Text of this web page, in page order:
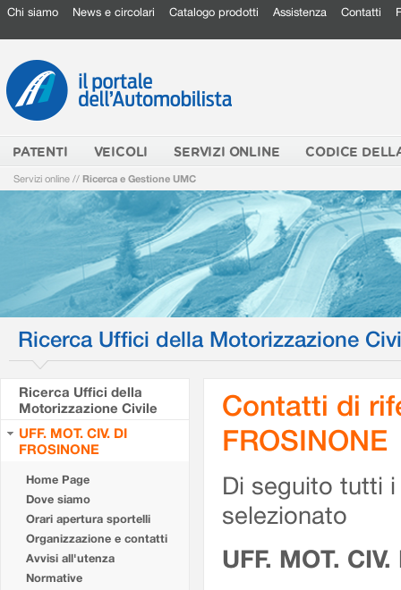
Chi siamo News e circolari Catalogo prodotti Assistenza Contatti
PATENTI VEICOLI SERVIZI ONLINE CODICE
Servizi online // Ricerca e Gestione UMC
Ricerca Uffici della Motorizzazione
Ricerca Uffici della
Motorizzazione Civile
UFF. MOT. CIV. DI
FROSINONE
Home Page
Dove siamo
Orari apertura sportelli
Organizzazione e contatti
Avvisi all'utenza
Normative
Contatti di
FROSINONE
Di seguito tutti
selezionato
UFF. MOT.